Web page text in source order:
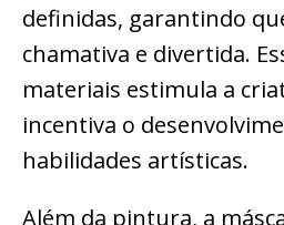
definidas, garantindo
chamativa e divertida.
materiais estimula a
incentiva o
habilidades artísticas.
Além da pintura, a